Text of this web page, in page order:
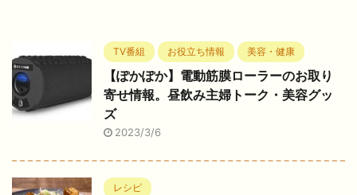
TV番組 お役立ち情報 美容・健康
【ぽかぽか】電動筋膜ローラーのお取り
寄せ情報。昼飲み主婦トーク・美容グッ
ズ
2023/3/6
レシピ